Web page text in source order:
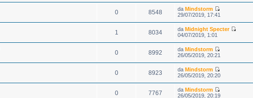
0 8548 daMindstorm
29/07/2019, 17:41
1 8034 daMidnight Specter
04/07/2019, 1:01
0 8992 daMindstorm
26/05/2019, 20:21
0 8923 daMindstorm
26/05/2019, 20:20
0 7767 daMindstorm
26/05/2019, 20:19